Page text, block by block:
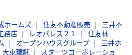
ホームズ 住友不動産販売
三井不
務店 レオパレス２１
住友林
オープンハウスグループ
三井ホ
大東建託
スターツコーポレーショ